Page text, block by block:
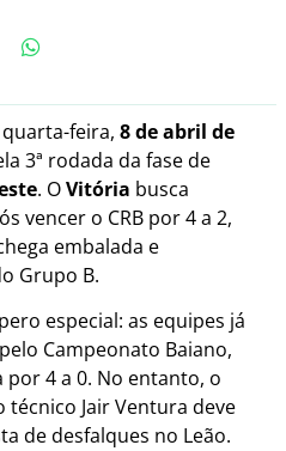
feira, 8 de abril de
3ª rodada da fase de
. OVitória busca
vencer o CRB por 4 a 2,
embalada e
Grupo B.
especial: as equipes já
Campeonato Baiano,
4 a 0. No entanto, o
Jair Ventura deve
de desfalques no Leão.